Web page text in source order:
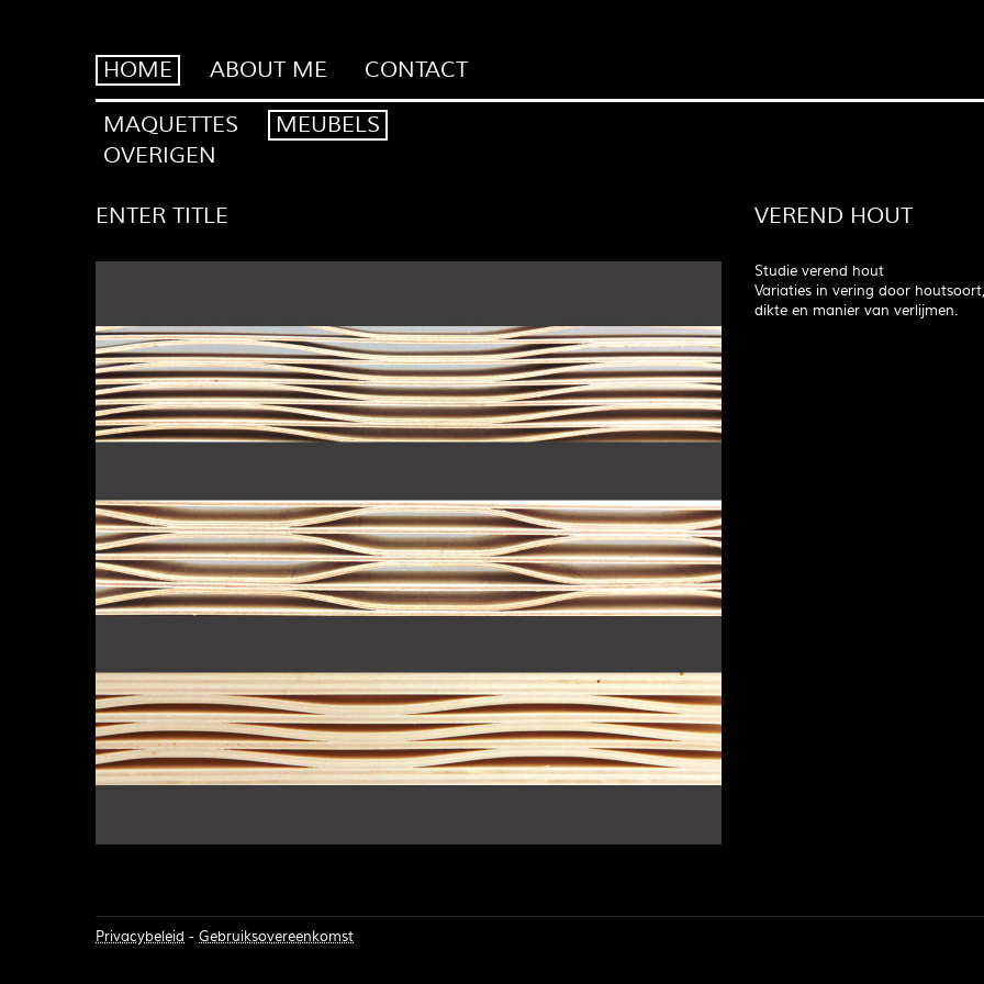
HOME
MAQUETTES
MEUBELS
OVERIGEN
ABOUT ME CONTACT
ENTER TITLE VEREND HOUT
Studie verend hout
Variaties in vering door houtsoort,
dikte en manier van verlijmen.
Privacybeleid - Gebruiksovereenkomst